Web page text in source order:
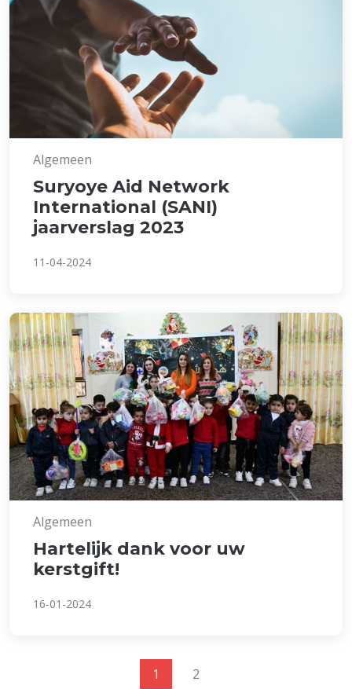
Algemeen
Suryoye Aid Network
International (SANI)
jaarverslag 2023
11-04-2024
Algemeen
Hartelijk dank voor uw
kerstgift!
16-01-2024
1 2